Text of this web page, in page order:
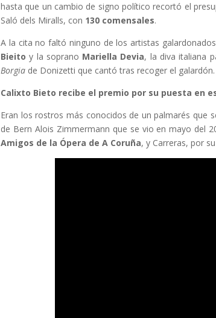
hasta que un cambio de signo político recortó el
Saló dels Miralls, con 130 comensales.
A la cita no faltó ninguno de los artistas
Bieito y la soprano Mariella Devia, la diva italiana
Borgia de Donizetti que cantó tras recoger el galardón.
Calixto Bieto recibe el premio por su puesta en
Eran los rostros más conocidos de un palmarés que
de Bern Alois Zimmermann que se vio en mayo del
Amigos de la Ópera de A Coruña, y Carreras, por